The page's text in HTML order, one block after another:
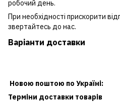
робочий день.
При необхідності прискорити
звертайтесь до нас.
Варіанти доставки
Новою поштою по Україні:
Терміни доставки товарів